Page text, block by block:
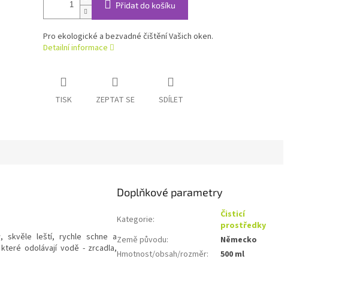
Přidat do košíku
Pro ekologické a bezvadné čištění Vašich oken.
Detailní informace
TISK ZEPTAT SE SDÍLET
skvěle leští, rychle schne a
odolávají vodě - zrcadla,
Doplňkové parametry
Kategorie:
Čisticí
prostředky
Země původu:
Německo
Hmotnost/obsah/rozměr: 500 ml